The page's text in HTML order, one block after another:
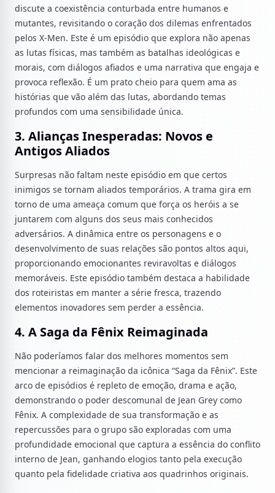
discute a coexistência conturbada entre humanos e
mutantes, revisitando o coração dos dilemas enfrentados
pelos X-Men. Este é um episódio que explora não apenas
as lutas físicas, mas também as batalhas ideológicas e
morais, com diálogos afiados e uma narrativa que engaja e
provoca reflexão. É um prato cheio para quem ama as
histórias que vão além das lutas, abordando temas
profundos com uma sensibilidade única.
3. Alianças Inesperadas: Novos e
Antigos Aliados
Surpresas não faltam neste episódio em que certos
inimigos se tornam aliados temporários. A trama gira em
torno de uma ameaça comum que força os heróis a se
juntarem com alguns dos seus mais conhecidos
adversários. A dinâmica entre os personagens e o
desenvolvimento de suas relações são pontos altos aqui,
proporcionando emocionantes reviravoltas e diálogos
memoráveis. Este episódio também destaca a habilidade
dos roteiristas em manter a série fresca, trazendo
elementos inovadores sem perder a essência.
4. A Saga da Fênix Reimaginada
Não poderíamos falar dos melhores momentos sem
mencionar a reimaginação da icônica “Saga da Fênix”. Este
arco de episódios é repleto de emoção, drama e ação,
demonstrando o poder descomunal de Jean Grey como
Fênix. A complexidade de sua transformação e as
repercussões para o grupo são exploradas com uma
profundidade emocional que captura a essência do conflito
interno de Jean, ganhando elogios tanto pela execução
quanto pela fidelidade criativa aos quadrinhos originais.